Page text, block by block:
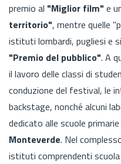
premio al "Miglior film" e
territorio", mentre quelle
istituti lombardi, pugliesi e
"Premio del pubblico". A
il lavoro delle classi di
conduzione del festival, le
backstage, nonché alcuni
dedicato alle scuole primarie
Monteverde. Nel
istituti com­prendenti scuola